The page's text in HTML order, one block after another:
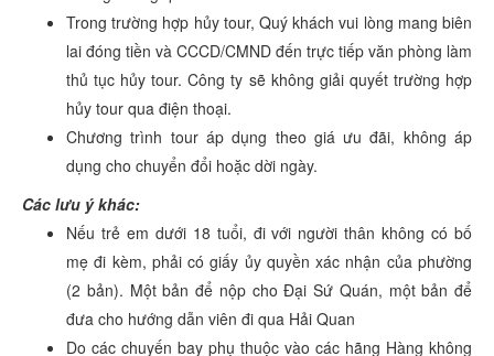
Trong trường hợp hủy tour, Quý khách vui lòng mang biên
lai đóng tiền và CCCD/CMND đến trực tiếp văn phòng làm
thủ tục hủy tour. Công ty sẽ không giải quyết trường hợp
hủy tour qua điện thoại.
Chương trình tour áp dụng theo giá ưu đãi, không áp
dụng cho chuyển đổi hoặc dời ngày.
Các lưu ý khác:
Nếu trẻ em dưới 18 tuổi, đi với người thân không có bố
mẹ đi kèm, phải có giấy ủy quyền xác nhận của phường
(2 bản). Một bản để nộp cho Đại Sứ Quán, một bản để
đưa cho hướng dẫn viên đi qua Hải Quan
Do các chuyến bay phụ thuộc vào các hãng Hàng không